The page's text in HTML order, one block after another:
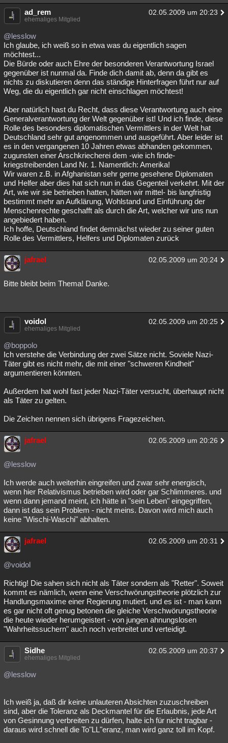
ad_rem 02.05.2009 um 20:23
ehemaliges Mitglied
@lesslow
Ich glaube, ich weiß so in etwa was du eigentlich sagen
möchtest...
Die Bürde oder auch Ehre der besonderen Verantwortung Israel
gegenüber ist nunmal da. Finde dich damit ab, denn da gibt es
nichts zu diskutieren denn das ständige Hinterfragen führt nur auf
Weg, die du eigentlich gar nicht einschlagen möchtest!
Aber natürlich hast du Recht, dass diese Verantwortung auch eine
Generalverantwortung der Welt gegenüber ist! Und ich finde, diese
Rolle des besonders diplomatischen Vermittlers in der Welt hat
Deutschland sehr gut angenommen und ausgeführt. Aber leider ist
es in den vergangenen 10 Jahren etwas abhanden gekommen,
zugunsten einer Arschkriecherei dem -wie ich finde-
kriegstreibenden Land Nr. 1. Namentlich: Amerika!
Wir waren z.B. in Afghanistan sehr gerne gesehene Diplomaten
und Helfer aber dies hat sich nun in das Gegenteil verkehrt. Mit der
Art, wie wir sie betrieben hatten, hätten wir mittel- bis langfristig
bestimmt mehr an Aufklärung, Wohlstand und Einführung der
Menschenrechte geschafft als durch die Art, welcher wir uns nun
angebiedert haben.
Ich hoffe, Deutschland findet demnächst wieder zu seiner guten
Rolle des Vermittlers, Helfers und Diplomaten zurück
jafrael 02.05.2009 um 20:24
Bitte bleibt beim Thema! Danke.
voidol 02.05.2009 um 20:25
ehemaliges Mitglied
@boppolo
Ich verstehe die Verbindung der zwei Sätze nicht. Soviele Nazi-
Täter gibt es nicht mehr, die mit einer "schweren Kindheit"
argumentieren könnten.
Außerdem hat wohl fast jeder Nazi-Täter versucht, überhaupt nicht
als Täter zu gelten.
Die Zeichen nennen sich übrigens Fragezeichen.
jafrael 02.05.2009 um 20:26
@lesslow
Ich werde auch weiterhin eingreifen und zwar sehr energisch,
wenn hier Relativismus betrieben wird oder gar Schlimmeres. und
wenn dann jemand meint, ich hätte in "sein Leben" eingegriffen,
dann ist das sein Problem - nicht meins. Davon wird mich auch
keine "Wischi-Waschi" abhalten.
jafrael 02.05.2009 um 20:31
@voidol
Richtig! Die sahen sich nicht als Täter sondern als "Retter". Soweit
kommt es nämlich, wenn eine Verschwörungstheorie plötzlich zur
Handlungsmaxime einer Regierung mutiert. und es ist - man kann
es gar nicht oft genug betonen die gleiche Verschwörungstheorie
die heute wieder herumgeistert - von jungen ahnungslosen
"Wahrheitssuchern" auch noch verbreitet und verteidigt.
Sidhe 02.05.2009 um 20:37
ehemaliges Mitglied
@lesslow
Ich weiß ja, daß dir keine unlauteren Absichten zuzuschreiben
sind, aber die Toleranz als Deckmantel für die Erlaubnis, jede Art
von Gesinnung verbreiten zu dürfen, halte ich für nicht tragbar -
daraus wird schnell die To"LL"eranz, man wird ganz toll im Kopf.